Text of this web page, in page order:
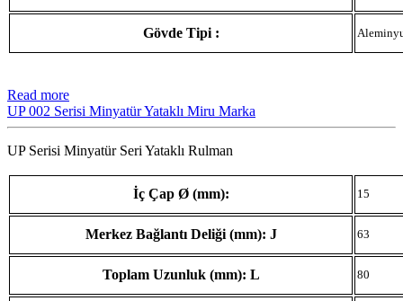
Gövde Tipi :
Read more
UP 002 Serisi Minyatür Yataklı Miru Marka
UP Serisi Minyatür Seri Yataklı Rulman
İç Çap Ø (mm): 15
Merkez Bağlantı Deliği (mm): J 63
Toplam Uzunluk (mm): L 80